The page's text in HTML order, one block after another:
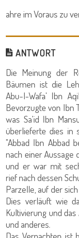
ahre im Voraus zu
ANTWORT
Die Meinung der
Bäumen ist die
Abu-l-Wafa' Ibn
Bevorzugte von Ibn
was Sa'id Ibn
überlieferte dies in
"Abbad Ibn Abbad
nach einer Aussage
und er war mit
rief nach dessen
Parzelle, auf der
Dies verläuft wie
Kultivierung und
und anderes.